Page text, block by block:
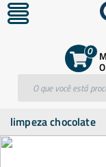
0
limpeza chocolate